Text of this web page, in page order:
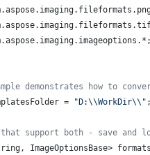
.aspose. imaging. fileformats .
.aspose. imaging. fileformats .
.aspose. imaging. imageoptions .*;
demonstrates how to
= "D:\\WorkDir\\ " ;
support both - save and
, ImageOptionsBase>